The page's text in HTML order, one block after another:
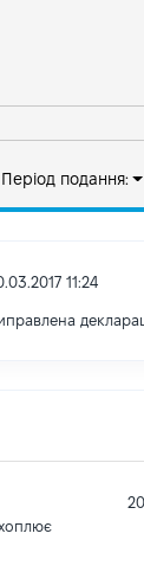
Період подання:
11:24